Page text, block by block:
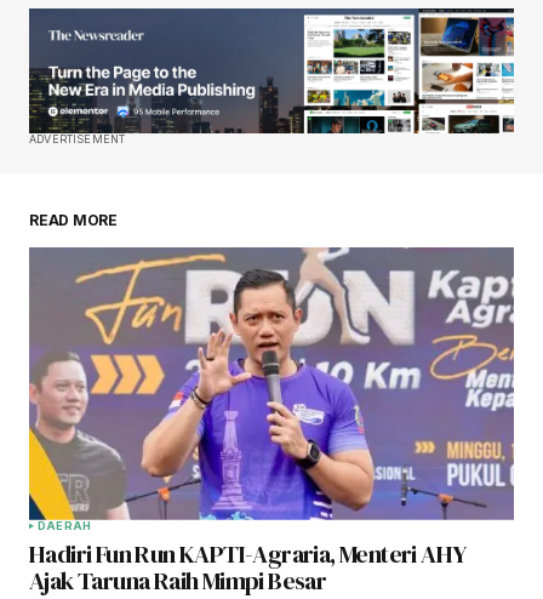
ADVERTISEMENT
READ MORE
DAERAH
Hadiri Fun Run KAPTI-Agraria, Menteri AHY
Ajak Taruna Raih Mimpi Besar